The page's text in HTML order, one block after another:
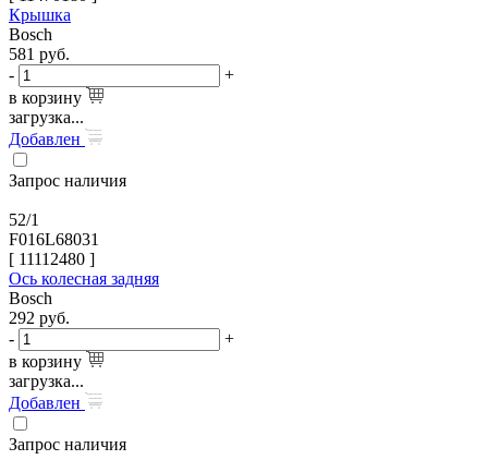
Крышка
Bosch
581 руб.
-
+
в корзину
загрузка...
Добавлен
Запрос наличия
52/1
F016L68031
[ 11112480 ]
Ось колесная задняя
Bosch
292 руб.
-
+
в корзину
загрузка...
Добавлен
Запрос наличия